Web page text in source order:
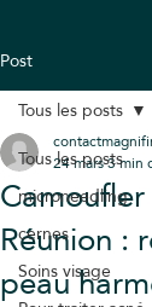
Post
Tous les posts
microneedling
cernes
Soins visage
Tous les posts
Réunion :
peau
24 mars3 min